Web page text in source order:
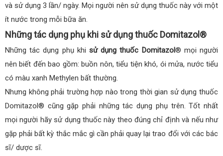
và sử dụng 3 lần/ ngày. Mọi người nên sử dụng thuốc này với một
ít nước trong mỗi bữa ăn.
Những tác dụng phụ khi sử dụng thuốc Domitazol®
Những tác dụng phụ khi sử dụng thuốc Domitazol® mọi người
nên biết đến bao gồm: buồn nôn, tiểu tiện khó, ói mửa, nước tiểu
có màu xanh Methylen bất thường.
Nhưng không phải trường hợp nào trong thời gian sử dụng thuốc
Domitazol® cũng gặp phải những tác dụng phụ trên. Tốt nhất
mọi người hãy sử dụng thuốc này theo đúng chỉ định và nếu như
gặp phải bất kỳ thắc mắc gì cần phải quay lại trao đổi với các bác
sĩ/ dược sĩ.